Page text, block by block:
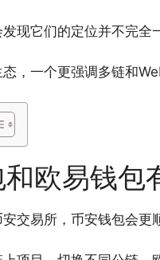
现它们的定位并不完全
，一个更强调多链和
欧易钱包
交易所，币安钱包会更